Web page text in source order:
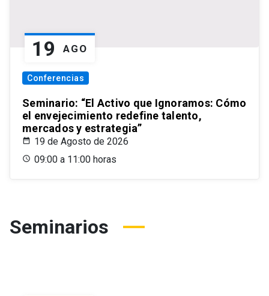
19 AGO
Conferencias
Seminario: “El Activo que Ignoramos: Cómo
el envejecimiento redefine talento,
mercados y estrategia”
19 de Agosto de 2026
09:00 a 11:00 horas
Seminarios